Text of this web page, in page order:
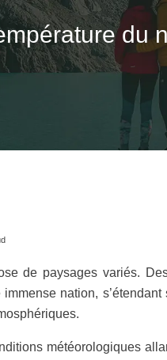
du
de paysages variés.
nation,
météorologiques